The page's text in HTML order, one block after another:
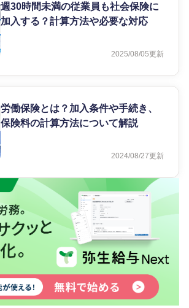
週30時間未満の従業員も社会保険に
加入する？計算方法や必要な対応
2025/08/05更新
労働保険とは？加入条件や手続き、
保険料の計算方法について解説
2024/08/27更新